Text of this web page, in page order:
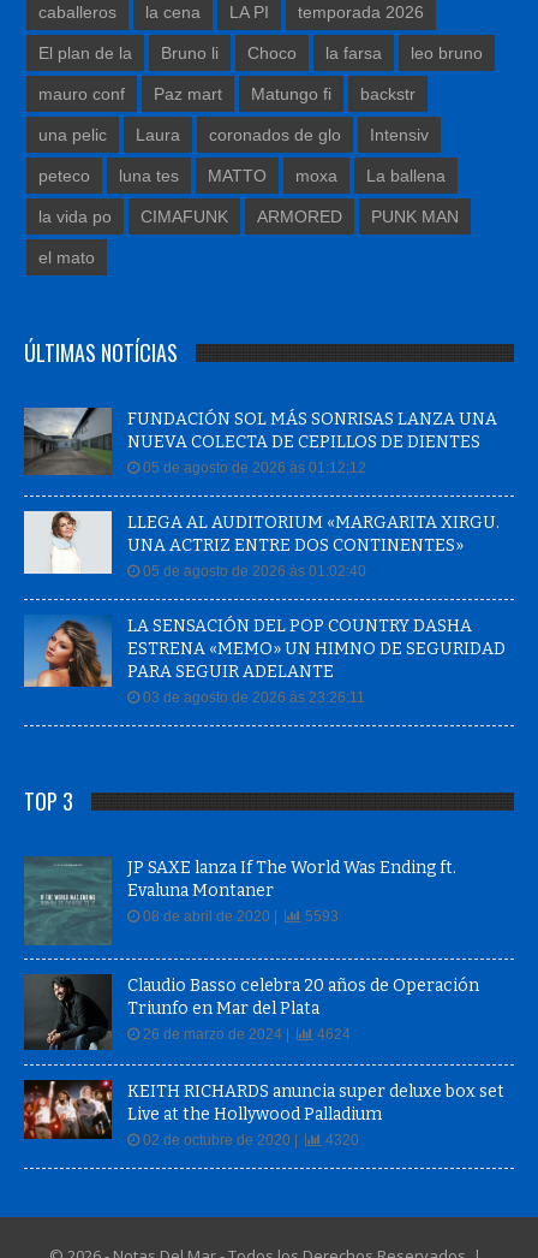
caballeros la cena LA PI temporada 2026
El plan de la Bruno li Choco la farsa leo bruno
mauro conf Paz mart Matungo fi backstr
una pelic Laura coronados de glo Intensiv
peteco luna tes MATTO moxa La ballena
la vida po CIMAFUNK ARMORED PUNK MAN
el mato
ÚLTIMAS NOTÍCIAS
FUNDACIÓN SOL MÁS SONRISAS LANZA UNA
NUEVA COLECTA DE CEPILLOS DE DIENTES
05 de agosto de 2026 às 01:12:12
LLEGA AL AUDITORIUM «MARGARITA XIRGU.
UNA ACTRIZ ENTRE DOS CONTINENTES»
05 de agosto de 2026 às 01:02:40
LA SENSACIÓN DEL POP COUNTRY DASHA
ESTRENA «MEMO» UN HIMNO DE SEGURIDAD
PARA SEGUIR ADELANTE
03 de agosto de 2026 às 23:26:11
TOP 3
JP SAXE lanza If The World Was Ending ft.
Evaluna Montaner
08 de abril de 2020 | 5593
Claudio Basso celebra 20 años de Operación
Triunfo en Mar del Plata
26 de marzo de 2024 | 4624
KEITH RICHARDS anuncia super deluxe box set
Live at the Hollywood Palladium
02 de octubre de 2020 | 4320